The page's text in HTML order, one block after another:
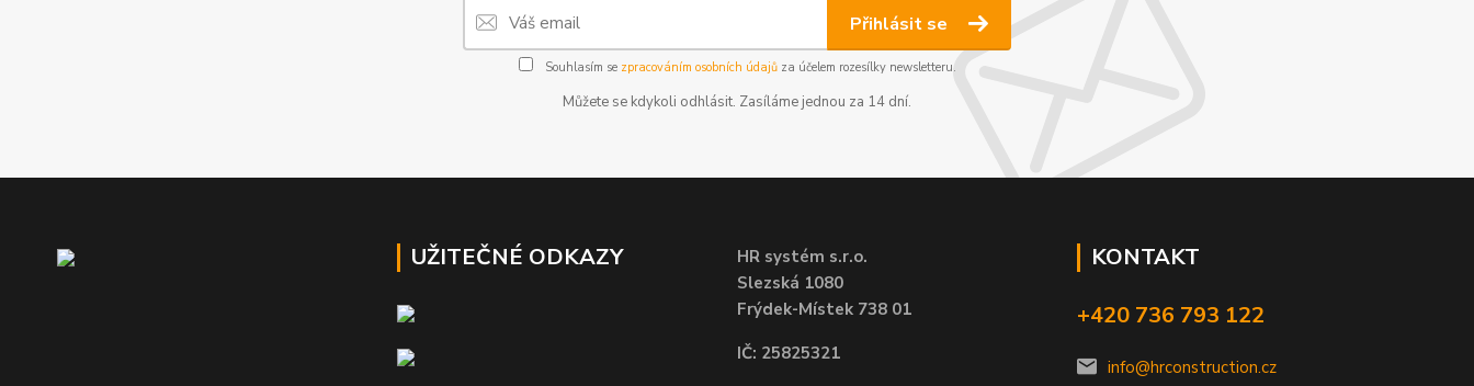
Přihlásit se
Souhlasím se zpracováním osobních údajůza účelem rozesílky newsletteru.
Můžete se kdykoli odhlásit. Zasíláme jednou za 14 dní.
UŽITEČNÉ ODKAZY
HR systém s.r.o.
Slezská 1080
Frýdek-Místek 738 01
IČ: 25825321
KONTAKT
+420 736 793 122
info@hrconstruction.cz